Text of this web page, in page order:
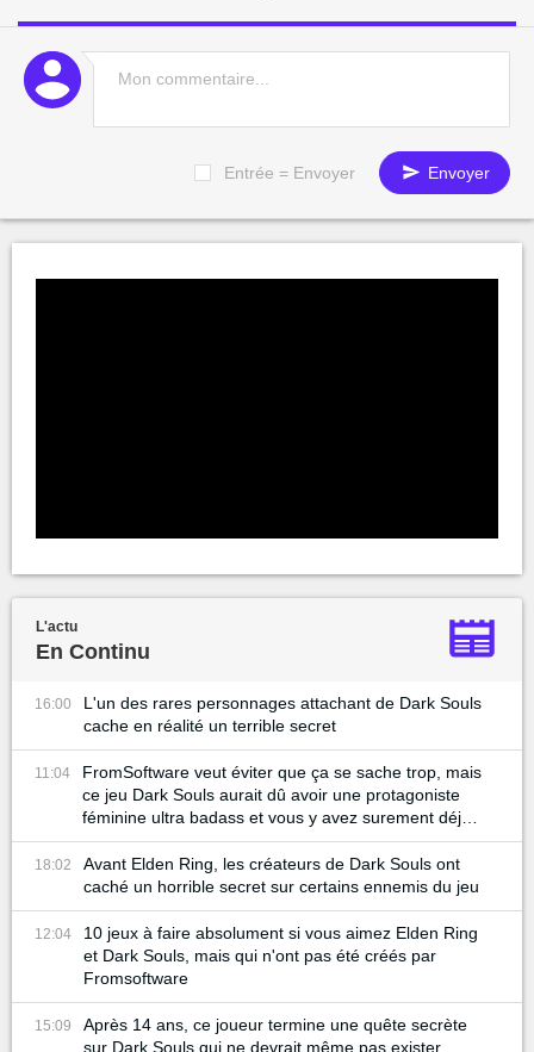
Entrée = Envoyer Envoyer
L'actu
En Continu
16:00
L'un des rares personnages attachant de Dark Souls
cache en réalité un terrible secret
11:04
FromSoftware veut éviter que ça se sache trop, mais
ce jeu Dark Souls aurait dû avoir une protagoniste
féminine ultra badass et vous y avez surement déjà
joué
18:02
Avant Elden Ring, les créateurs de Dark Souls ont
caché un horrible secret sur certains ennemis du jeu
12:04
10 jeux à faire absolument si vous aimez Elden Ring
et Dark Souls, mais qui n'ont pas été créés par
Fromsoftware
15:09
Après 14 ans, ce joueur termine une quête secrète
sur Dark Souls qui ne devrait même pas exister